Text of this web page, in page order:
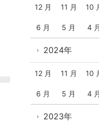
12 月 11 月 10
6 月 5 月 4 月
2024年
12 月 11 月 10
6 月 5 月 4 月
2023年